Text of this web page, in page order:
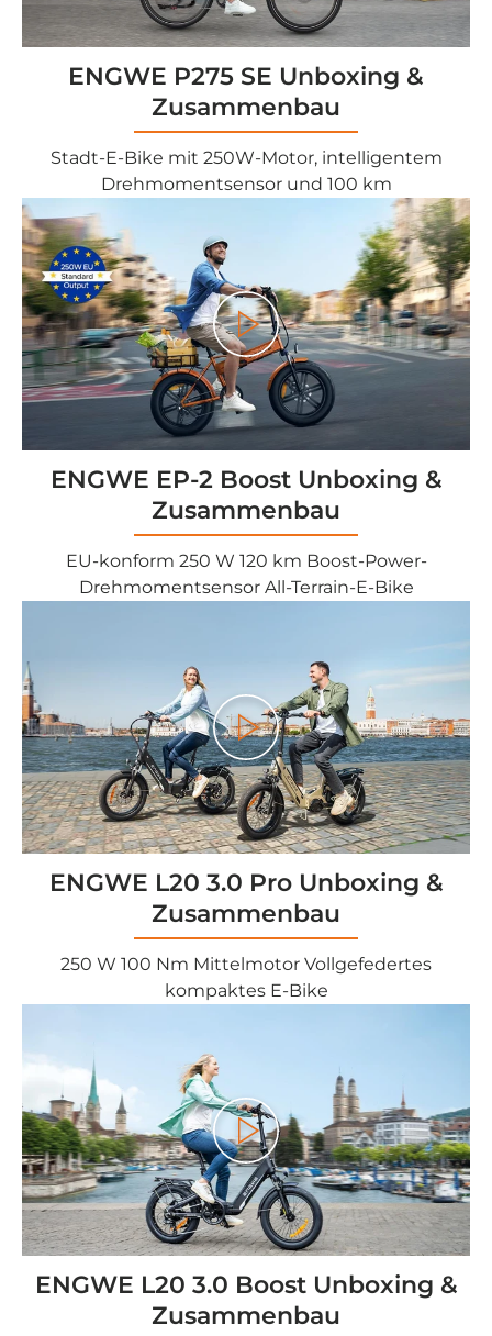
ENGWE P275 SE Unboxing &
Zusammenbau
Stadt-E-Bike mit 250W-Motor, intelligentem
Drehmomentsensor und 100 km
<tc>Gioco</tc>
ENGWE EP-2 Boost Unboxing &
Zusammenbau
EU-konform 250 W 120 km Boost-Power-
Drehmomentsensor All-Terrain-E-Bike
<tc>Gioco</tc>
ENGWE L20 3.0 Pro Unboxing &
Zusammenbau
250 W 100 Nm Mittelmotor Vollgefedertes
kompaktes E-Bike
<tc>Gioco</tc>
ENGWE L20 3.0 Boost Unboxing &
Zusammenbau